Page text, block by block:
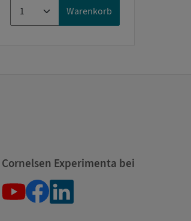
Warenkorb
Cornelsen Experimenta bei